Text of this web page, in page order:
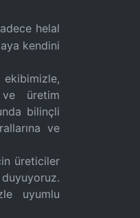
helal
kendini
ve üretim
bilinçli
ve
üreticiler
uyumlu